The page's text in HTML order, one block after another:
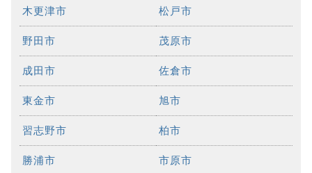
木更津市 松戸市
野田市 茂原市
成田市 佐倉市
東金市 旭市
習志野市 柏市
勝浦市 市原市